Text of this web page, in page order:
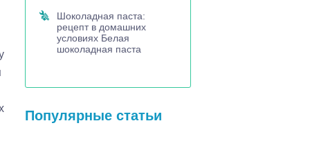
Шоколадная паста:
рецепт в домашних
условиях Белая
шоколадная паста
Популярные статьи